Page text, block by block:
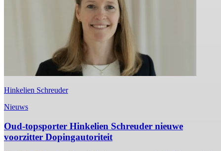
Hinkelien Schreuder
Nieuws
Oud-topsporter Hinkelien Schreuder nieuwe
voorzitter Dopingautoriteit